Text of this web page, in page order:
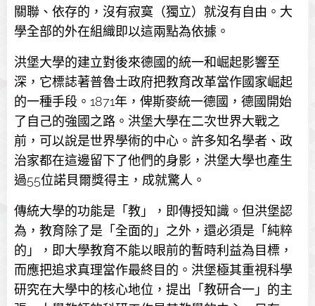
關聯、依存的，沒有寂寞（獨立）就沒有自由。大
學全部的外在組織即以這兩點為依據。
洪堡大學的建立對後來德國的統一和崛起影響至
深，它標誌著普魯士政府把教育改革當作國家崛起
的一種手段。1871年，俾斯麥統一德國，德國開始
了自己的強國之路。洪堡大學在二次世界大戰之
前，可以說是世界學術的中心。許多知名學者、政
治家都在這邊留下了他們的身影，洪堡大學也產生
過55位諾貝爾獎得主，成就驚人。
傳統大學的功能是「教」，即傳授知識。但洪堡認
為，教育除了是「全面的」之外，還必須是「純粹
的」，即大學教育不能以眼前的暫時利益為目標，
而應把追求真理當作最終目的。洪堡極其重視科學
研究在大學中的核心地位，提出「教研合一」的主